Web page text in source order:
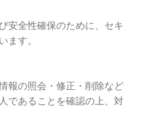
安全性確保のために、セキ
ます。
報の照会・修正・削除など
であることを確認の上、対